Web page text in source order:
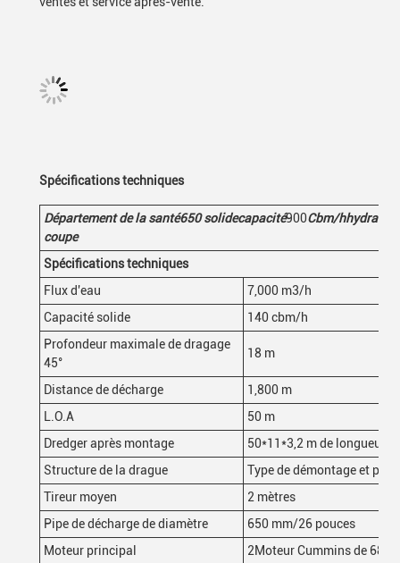
Spécifications techniques
Département de la santé650 solidecapacité900Cbm/h
coupe
Spécifications techniques
Flux d'eau
7,000 m3/h
Capacité solide
140 cbm/h
Profondeur maximale de dragage
45°
18 m
Distance de décharge
1,800 m
L.O.A
50 m
Dredger après montage
50*11*3,2 m de longueur
Structure de la drague
Type de démontage et
Tireur moyen
2 mètres
Pipe de décharge de diamètre
650 mm/26 pouces
Moteur principal
2Moteur Cummins de 685